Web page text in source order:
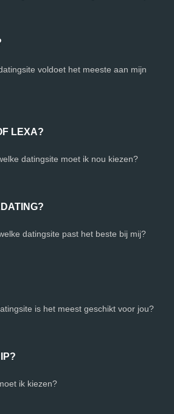
voldoet het meeste aan mijn
LEXA?
datingsite moet ik nou kiezen?
datingsite past het beste bij mij?
is het meest geschikt voor jou?
ik kiezen?